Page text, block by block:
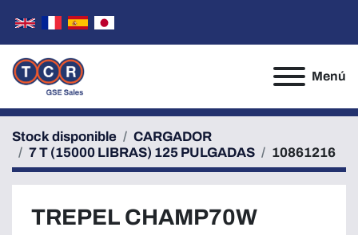
Menú
Stock disponible
CARGADOR
7 T (15000 LIBRAS) 125 PULGADAS
10861216
TREPEL CHAMP70W